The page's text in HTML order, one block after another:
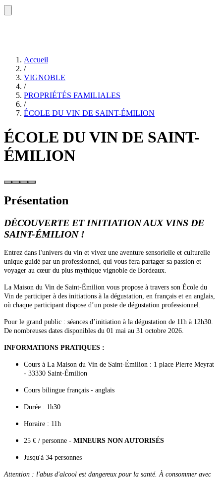
Accueil
/
VIGNOBLE
/
PROPRIÉTÉS FAMILIALES
/
ÉCOLE DU VIN DE SAINT-ÉMILION
ÉCOLE DU VIN DE SAINT-
ÉMILION
Présentation
DÉCOUVERTE ET INITIATION AUX VINS DE
SAINT-ÉMILION !
Entrez dans l'univers du vin et vivez une aventure sensorielle et culturelle
unique guidé par un professionnel, qui vous fera partager sa passion et
voyager au cœur du plus mythique vignoble de Bordeaux.
La Maison du Vin de Saint-Émilion vous propose à travers son École du
Vin de participer à des initiations à la dégustation, en français et en anglais,
où chaque participant dispose d’un poste de dégustation professionnel.
Pour le grand public : séances d’initiation à la dégustation de 11h à 12h30.
De nombreuses dates disponibles du 01 mai au 31 octobre 2026.
INFORMATIONS PRATIQUES :
Cours à La Maison du Vin de Saint-Émilion : 1 place Pierre Meyrat
- 33330 Saint-Émilion
Cours bilingue français - anglais
Durée : 1h30
Horaire : 11h
25 € / personne - MINEURS NON AUTORISÉS
Jusqu'à 34 personnes
Attention : l'abus d'alcool est dangereux pour la santé. À consommer avec